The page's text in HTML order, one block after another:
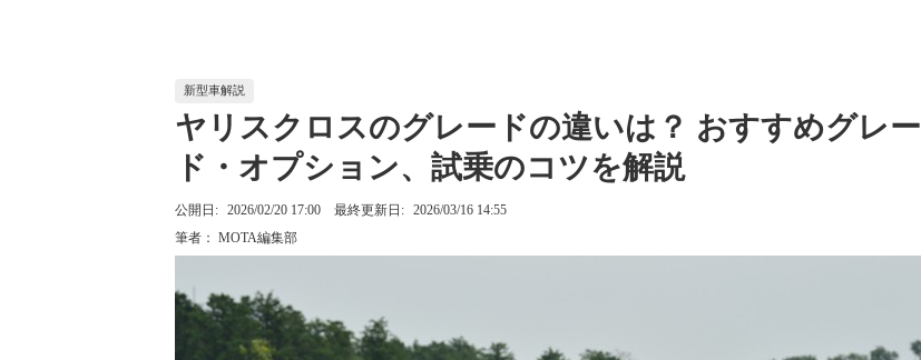
新型車解説
ヤリスクロスのグレードの違いは？ おすすめグレー
ド・オプション、試乗のコツを解説
公開日: 2026/02/20 17:00 最終更新日: 2026/03/16 14:55
筆者： MOTA編集部